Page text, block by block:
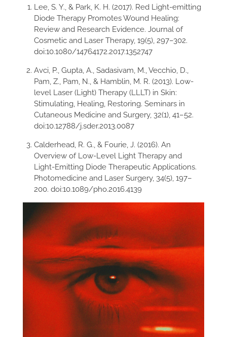
Lee, S. Y., & Park, K. H. (2017). Red Light-emitting
Diode Therapy Promotes Wound Healing:
Review and Research Evidence. Journal of
Cosmetic and Laser Therapy, 19(5), 297–302.
doi:10.1080/14764172.2017.1352747
Avci, P., Gupta, A., Sadasivam, M., Vecchio, D.,
Pam, Z., Pam, N., & Hamblin, M. R. (2013). Low-
level Laser (Light) Therapy (LLLT) in Skin:
Stimulating, Healing, Restoring. Seminars in
Cutaneous Medicine and Surgery, 32(1), 41–52.
doi:10.12788/j.sder.2013.0087
Calderhead, R. G., & Fourie, J. (2016). An
Overview of Low-Level Light Therapy and
Light-Emitting Diode Therapeutic Applications.
Photomedicine and Laser Surgery, 34(5), 197–
200. doi:10.1089/pho.2016.4139